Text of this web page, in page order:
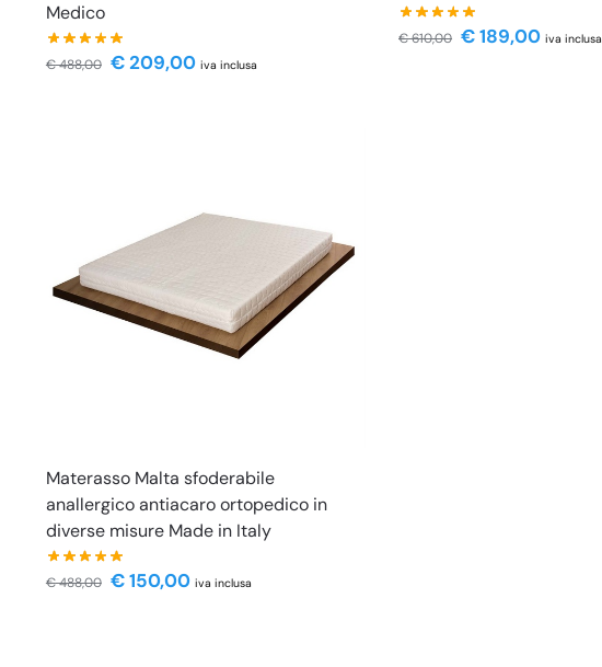
Medico
€488,00 €209,00 iva inclusa
€610,00 €189,00 iva inclusa
Materasso Malta sfoderabile
anallergico antiacaro ortopedico in
diverse misure Made in Italy
€488,00 €150,00 iva inclusa